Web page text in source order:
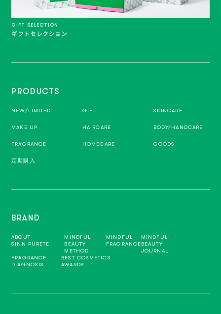
GIFT SELECTION
ギフトセレクション
PRODUCTS
NEW/LIMITED GIFT SKINCARE
MAKE UP HAIRCARE BODY/HANDCARE
FRAGRANCE HOMECARE GOODS
定期購入
BRAND
ABOUT
SINN PURETE
MINDFUL
BEAUTY
METHOD
MINDFUL
FRAGRANCE
MINDFUL
BEAUTY
JOURNAL
FRAGRANCE
DIAGNOSIS
BEST COSMETICS
AWARDS